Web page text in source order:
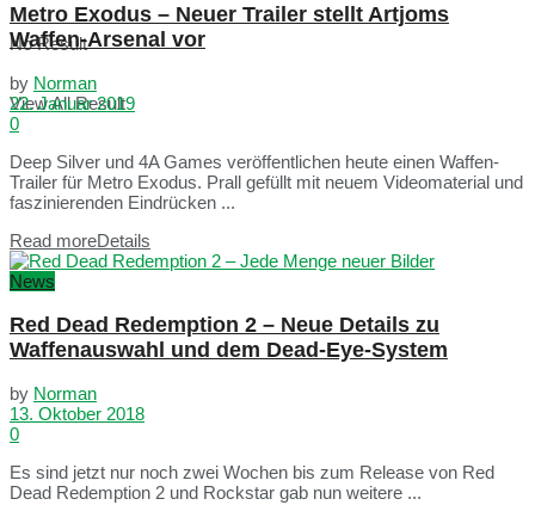
No Result
View All Result
Metro Exodus – Neuer Trailer stellt Artjoms
Waffen-Arsenal vor
by Norman
22. Januar 2019
0
Deep Silver und 4A Games veröffentlichen heute einen Waffen-
Trailer für Metro Exodus. Prall gefüllt mit neuem Videomaterial und
faszinierenden Eindrücken ...
Read moreDetails
News
Red Dead Redemption 2 – Neue Details zu
Waffenauswahl und dem Dead-Eye-System
by Norman
13. Oktober 2018
0
Es sind jetzt nur noch zwei Wochen bis zum Release von Red
Dead Redemption 2 und Rockstar gab nun weitere ...